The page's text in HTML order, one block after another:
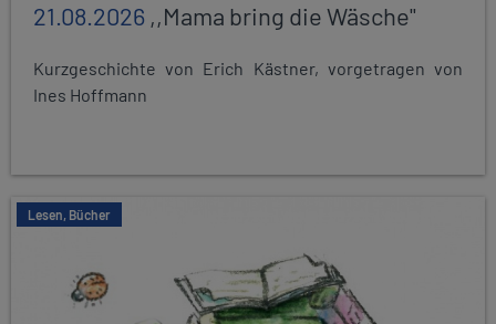
21.08.2026 ,,Mama bring die Wäsche"
Kurzgeschichte von Erich Kästner, vorgetragen von
Ines Hoffmann
Lesen, Bücher